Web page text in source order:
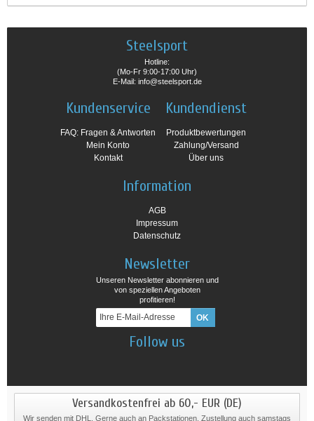
Steelsport
Hotline:
(Mo-Fr 9:00-17:00 Uhr)
E-Mail: info@steelsport.de
Kundenservice
FAQ: Fragen & Antworten
Mein Konto
Kontakt
Kundendienst
Produktbewertungen
Zahlung/Versand
Über uns
Information
AGB
Impressum
Datenschutz
Newsletter
Unseren Newsletter abonnieren und
von speziellen Angeboten
profitieren!
Follow us
Versandkostenfrei ab 60,- EUR (DE)
Wir senden mit DHL. Gerne auch an Packstationen. Zustellung auch samstags